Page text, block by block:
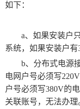
如下：
a、如果安装户
系统，如果安装户有
b、分布式电源
电网户号必须写
户号必须写380V的
关联账号，无法办理